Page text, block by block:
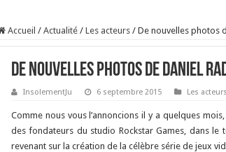
Accueil / Actualité / Les acteurs / De nouvelles photos
De nouvelles photos de Daniel
InsolementJu 6 septembre 2015 Les acteurs
Comme nous vous l’annoncions il y a quelques mois,
des fondateurs du studio Rockstar Games, dans le
revenant sur la création de la célèbre série de jeux